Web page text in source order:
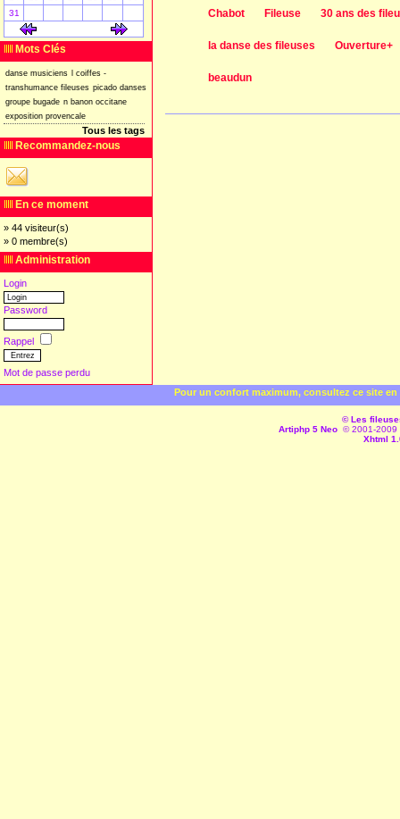
31
Mots Clés
danse musiciens coiffes -
transhumance fileuses picado danses
groupe bugade n banon occitane
exposition provencale
Tous les tags
Recommandez-nous
En ce moment
» 44 visiteur(s)
» 0 membre(s)
Administration
Login
Password
Rappel
Mot de passe perdu
Chabot Fileuse 30 ans des
la danse des fileuses Ouverture+
beaudun
Pour un confort maximum, consultez ce site
© Les
Artiphp 5 Neo © 2001-2009
Xhtml